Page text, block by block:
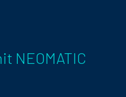
NEOMATIC